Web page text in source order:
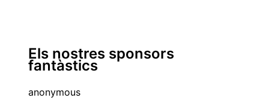
Els nostres sponsors
fantàstics
anonymous